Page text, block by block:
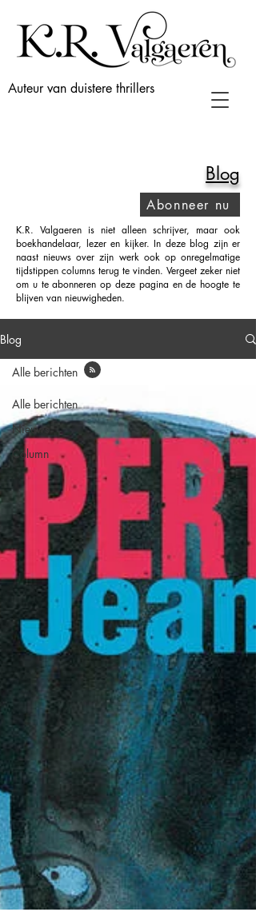
Auteur van duistere thrillers
Blog
Abonneer nu
K.R. Valgaeren is niet alleen schrijver, maar ook
boekhandelaar, lezer en kijker. In deze blog zijn er
naast nieuws over zijn werk ook op onregelmatige
tijdstippen columns terug te vinden. Vergeet zeker niet
om u te abonneren op deze pagina en de hoogte te
blijven van nieuwigheden.
Blog
Alle berichten
Nieuws
Column
Alle berichten